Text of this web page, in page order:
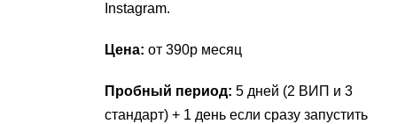
Instagram.
Цена: от 390р месяц
Пробный период: 5 дней (2 ВИП и 3
стандарт) + 1 день если сразу запустить